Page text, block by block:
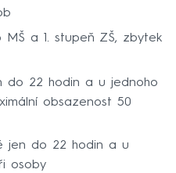
a 1. stupeň ZŠ, zbytek
do 22 hodin a u jednoho
obsazenost 50
jen do 22 hodin a u
osoby